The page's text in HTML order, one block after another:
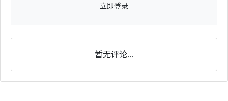
立即登录
暂无评论...